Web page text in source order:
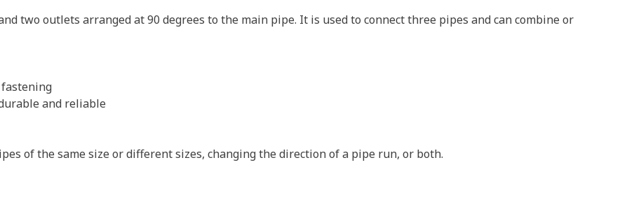
two outlets arranged at 90 degrees to the main pipe. It is used to connect three pipes and can combine or
fastening
and reliable
of the same size or different sizes, changing the direction of a pipe run, or both.